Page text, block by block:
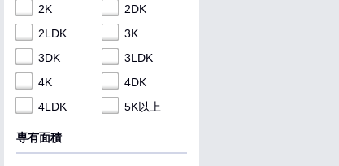
2K
2DK
2LDK
3K
3DK
3LDK
4K
4DK
4LDK
5K以上
専有面積